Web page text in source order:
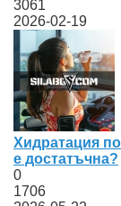
3061
2026-02-19
Хидратация
е достатъчна?
0
1706